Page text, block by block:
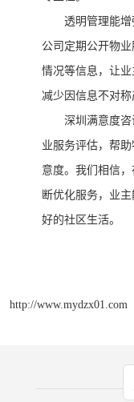
透明管理能
公司定期公开物
情况等信息，让业
减少因信息不对称
深圳满意度咨
业服务评估，帮
意度。我们相信
断优化服务，业
好的社区生活。
http://www.mydzx01.com